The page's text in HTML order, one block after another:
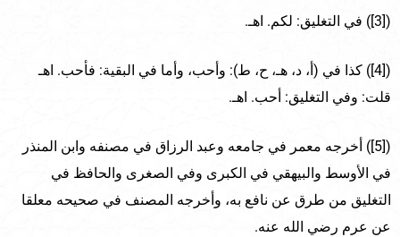
([3]) في التغليق: لكم. اهـ.
([4]) كذا في (أ، د، هـ، ح، ط): وأحب، وأما في البقية: فأحب. اهـ
قلت: وفي التغليق: أحب. اهـ.
([5]) أخرجه معمر في جامعه وعبد الرزاق في مصنفه وابن المنذر
في الأوسط والبيهقي في الكبرى وفي الصغرى والحافظ في
التغليق من طرق عن نافع به، وأخرجه المصنف في صحيحه معلقا
عن عرم رضي الله عنه.